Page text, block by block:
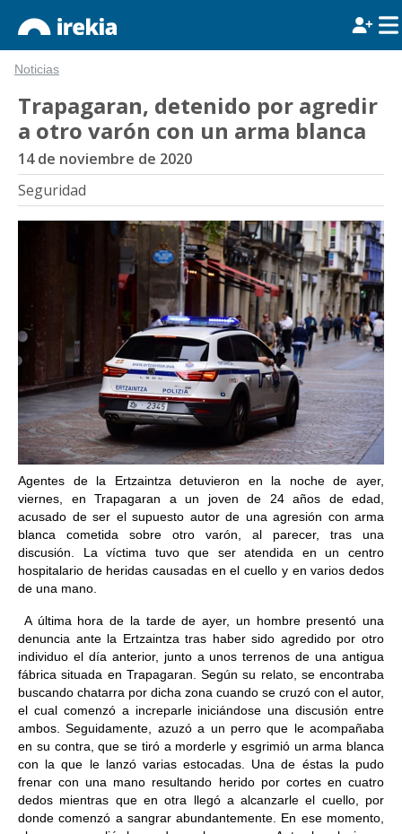
Noticias
Trapagaran, detenido por agredir
a otro varón con un arma blanca
14 de noviembre de 2020
Seguridad
Agentes de la Ertzaintza detuvieron en la noche de ayer,
viernes, en Trapagaran a un joven de 24 años de edad,
acusado de ser el supuesto autor de una agresión con arma
blanca cometida sobre otro varón, al parecer, tras una
discusión. La víctima tuvo que ser atendida en un centro
hospitalario de heridas causadas en el cuello y en varios dedos
de una mano.
A última hora de la tarde de ayer, un hombre presentó una
denuncia ante la Ertzaintza tras haber sido agredido por otro
individuo el día anterior, junto a unos terrenos de una antigua
fábrica situada en Trapagaran. Según su relato, se encontraba
buscando chatarra por dicha zona cuando se cruzó con el autor,
el cual comenzó a increparle iniciándose una discusión entre
ambos. Seguidamente, azuzó a un perro que le acompañaba
en su contra, que se tiró a morderle y esgrimió un arma blanca
con la que le lanzó varias estocadas. Una de éstas la pudo
frenar con una mano resultando herido por cortes en cuatro
dedos mientras que en otra llegó a alcanzarle el cuello, por
donde comenzó a sangrar abundantemente. En ese momento,